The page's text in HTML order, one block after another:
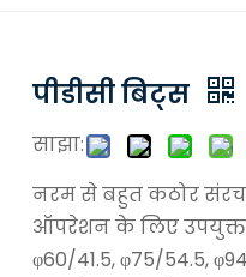
पीडीसी बिट्स
साझा:
नरम से बहुत कठोर
ऑपरेशन के लिए
φ60/41.5, φ75/54.5,